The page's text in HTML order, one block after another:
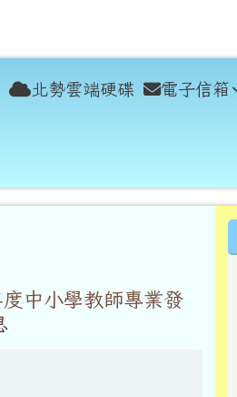
北勢雲端硬碟 電子信箱
中小學教師專業發